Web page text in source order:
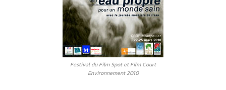
Festival du Film Spot et Film Court
Environnement 2010